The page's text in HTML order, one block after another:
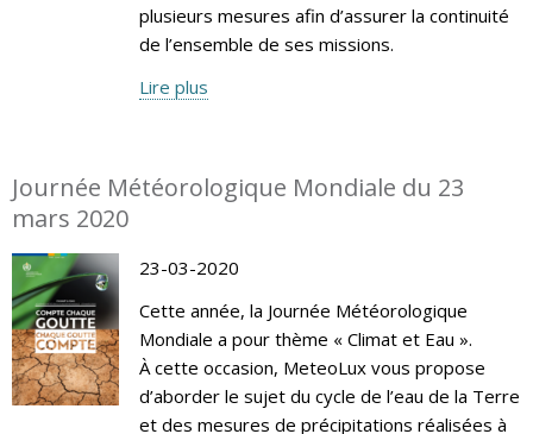
plusieurs mesures afin d’assurer la continuité
de l’ensemble de ses missions.
Lire plus
Journée Météorologique Mondiale du 23
mars 2020
23-03-2020
Cette année, la Journée Météorologique
Mondiale a pour thème « Climat et Eau ».
À cette occasion, MeteoLux vous propose
d’aborder le sujet du cycle de l’eau de la Terre
et des mesures de précipitations réalisées à